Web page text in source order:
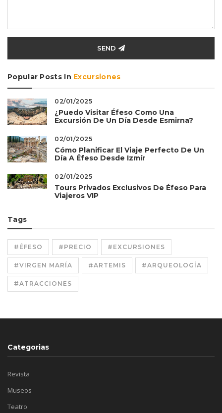
SEND
Popular Posts In Excursiones
02/01/2025
¿Puedo Visitar Éfeso Como Una
Excursión De Un Día Desde Esmirna?
02/01/2025
Cómo Planificar El Viaje Perfecto De Un
Día A Éfeso Desde Izmír
02/01/2025
Tours Privados Exclusivos De Éfeso Para
Viajeros VIP
Tags
#ÉFESO #PRECIO #EXCURSIONES
#VIRGEN MARÍA #ARTEMIS #ARQUEOLOGÍA
#ATRACCIONES
Categorias
Revista
Museos
Teatro